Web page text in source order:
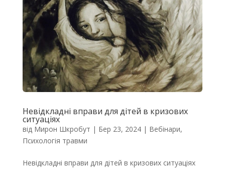
Невідкладні вправи для дітей в кризових
ситуаціях
від Мирон Шкробут | Бер 23, 2024| Вебінари,
Психологія травми
Невідкладні вправи для дітей в кризових ситуаціях